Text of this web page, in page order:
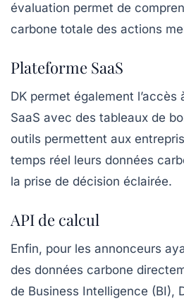
évaluation permet de
carbone totale des actions
Plateforme SaaS
DK permet également l’accès
SaaS avec des tableaux de
outils permettent aux
temps réel leurs données
la prise de décision éclairée.
API de calcul
Enfin, pour les annonceurs
des données carbone
de Business Intelligence (BI),